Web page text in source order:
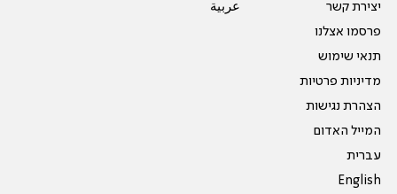
יצירת קשר
פרסמו אצלנו
תנאי שימוש
מדיניות פרטיות
הצהרת נגישות
המייל האדום
עברית
English
عربية